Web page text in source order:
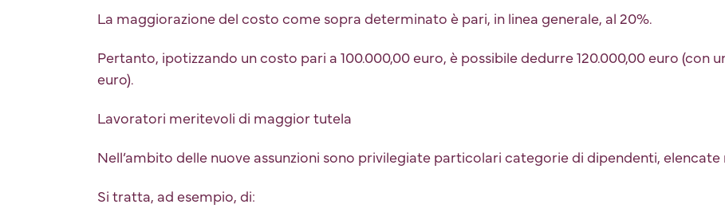
La maggiorazione del costo come sopra determinato è pari, in linea generale, al 20%.
Pertanto, ipotizzando un costo pari a 100.000,00 euro, è possibile dedurre 120.000,00 euro (con
euro).
Lavoratori meritevoli di maggior tutela
Nell’ambito delle nuove assunzioni sono privilegiate particolari categorie di dipendenti, elencate
Si tratta, ad esempio, di: